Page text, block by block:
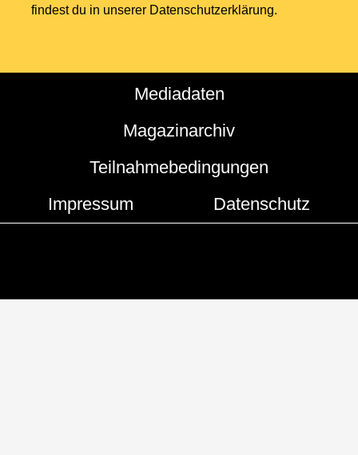
findest du in unserer Datenschutzerklärung.
Mediadaten
Magazinarchiv
Teilnahmebedingungen
Impressum
Datenschutz